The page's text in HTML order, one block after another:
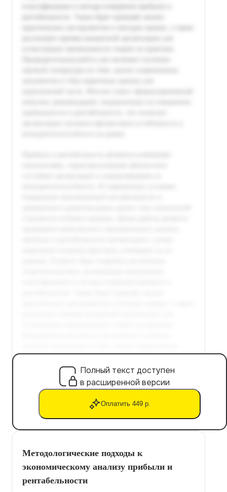
Полный текст доступен
в расширенной версии
Оплатить 449 р.
Методологические подходы к
экономическому анализу прибыли и
рентабельности